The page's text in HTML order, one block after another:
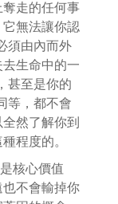
走的任何事
無法讓你認
須由內而外
生命中的一
甚至是你的
等，都不會
然了解你到
程度的。
核心價值
不會輸掉你